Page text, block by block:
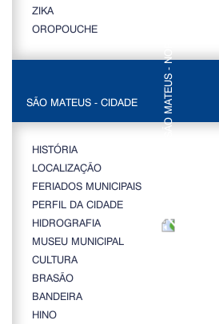
ZIKA
OROPOUCHE
SÃO MATEUS - CIDADE
HISTÓRIA
LOCALIZAÇÃO
FERIADOS MUNICIPAIS
PERFIL DA CIDADE
HIDROGRAFIA
MUSEU MUNICIPAL
CULTURA
BRASÃO
BANDEIRA
HINO